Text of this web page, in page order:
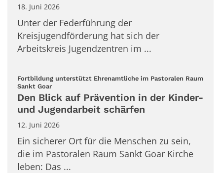
18. Juni 2026
Unter der Federführung der
Kreisjugendförderung hat sich der
Arbeitskreis Jugendzentren im ...
Fortbildung unterstützt Ehrenamtliche im Pastoralen Raum
Sankt Goar
Den Blick auf Prävention in der Kinder-
und Jugendarbeit schärfen
12. Juni 2026
Ein sicherer Ort für die Menschen zu sein,
die im Pastoralen Raum Sankt Goar Kirche
leben: Das ...